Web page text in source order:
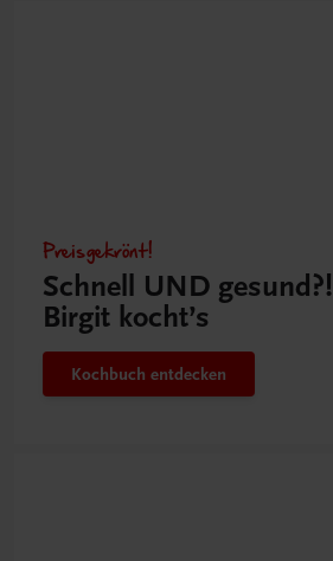
Preisgekrönt!
Schnell UND gesund?!
Birgit kocht’s
Kochbuch entdecken